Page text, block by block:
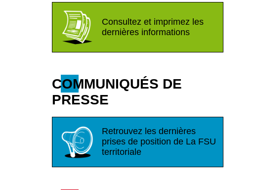
Consultez et imprimez les
dernières informations
COMMUNIQUÉS DE
PRESSE
Retrouvez les dernières
prises de position de La FSU
territoriale